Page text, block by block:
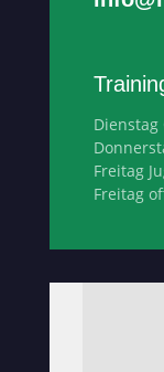
Freitag
Freitag